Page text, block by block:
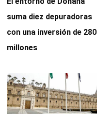
suma diez depuradoras
con una inversión de 280
millones